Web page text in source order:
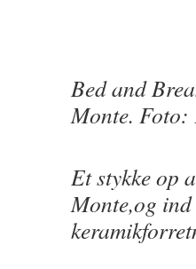
Bed and
Monte. Foto:
Et stykke op
Monte,og